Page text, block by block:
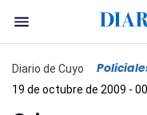
Diario de Cuyo
19 de octubre de 2009 -